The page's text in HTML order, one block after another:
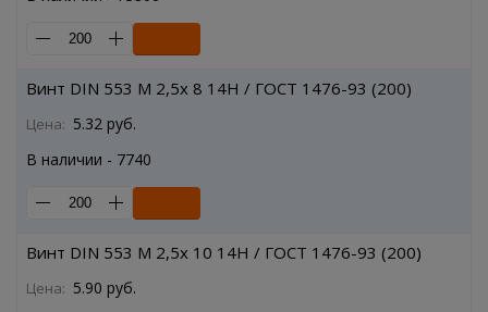
Винт DIN 553 M 2,5x 8 14H / ГОСТ 1476-93 (200)
Цена: 5.32 руб.
В наличии - 7740
Винт DIN 553 M 2,5x 10 14H / ГОСТ 1476-93 (200)
Цена: 5.90 руб.